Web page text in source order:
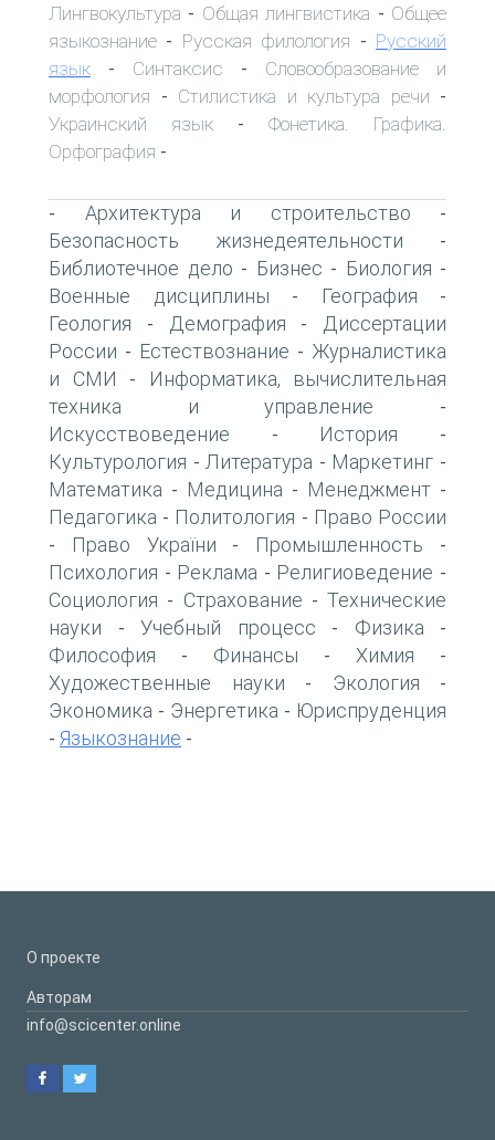
Лингвокультура - Общая лингвистика - Общее
языкознание - Русская филология - Русский
язык - Синтаксис - Словообразование и
морфология - Стилистика и культура речи -
Украинский язык - Фонетика. Графика.
Орфография -
- Архитектура и строительство -
Безопасность жизнедеятельности -
Библиотечное дело - Бизнес - Биология -
Военные дисциплины - География -
Геология - Демография -
Диссертации
России - Естествознание - Журналистика
и СМИ -
Информатика, вычислительная
техника и управление -
Искусствоведение - История -
Культурология - Литература - Маркетинг -
Математика - Медицина - Менеджмент -
Педагогика - Политология - Право России
- Право України - Промышленность -
Психология - Реклама - Религиоведение -
Социология - Страхование - Технические
науки - Учебный процесс - Физика -
Философия - Финансы - Химия -
Художественные науки - Экология -
Экономика - Энергетика - Юриспруденция
- Языкознание -
О проекте
Авторам
info@scicenter.online